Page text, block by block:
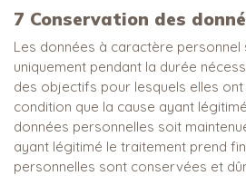
7 Conservation des
Les données à caractère
uniquement pendant la durée
des objectifs pour lesquels elles
condition que la cause ayant
données personnelles soit
ayant légitimé le traitement prend
personnelles sont conservées et